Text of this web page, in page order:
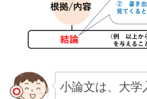
小論文は、大学